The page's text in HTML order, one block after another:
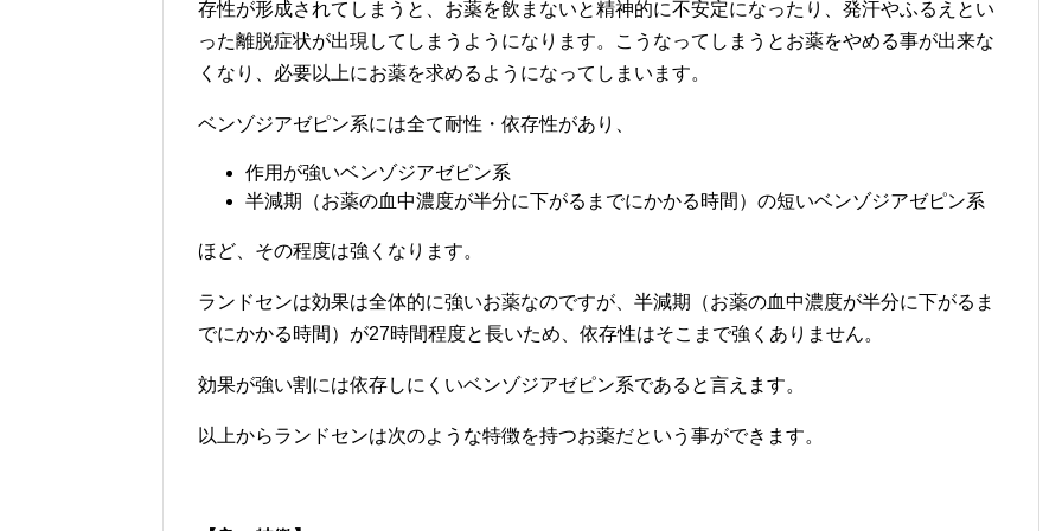
存性が形成されてしまうと、お薬を飲まないと精神的に不安定になったり、発汗やふるえとい
った離脱症状が出現してしまうようになります。こうなってしまうとお薬をやめる事が出来な
くなり、必要以上にお薬を求めるようになってしまいます。
ベンゾジアゼピン系には全て耐性・依存性があり、
作用が強いベンゾジアゼピン系
半減期（お薬の血中濃度が半分に下がるまでにかかる時間）の短いベンゾジアゼピン系
ほど、その程度は強くなります。
ランドセンは効果は全体的に強いお薬なのですが、半減期（お薬の血中濃度が半分に下がるま
でにかかる時間）が27時間程度と長いため、依存性はそこまで強くありません。
効果が強い割には依存しにくいベンゾジアゼピン系であると言えます。
以上からランドセンは次のような特徴を持つお薬だという事ができます。